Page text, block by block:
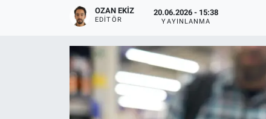
OZAN EKIZ
EDITÖR
20.06.2026 - 15:38
YAYINLANMA